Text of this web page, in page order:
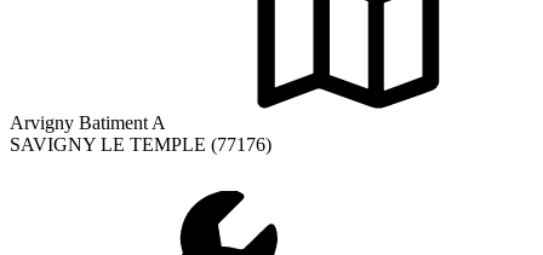
Arvigny Batiment A
SAVIGNY LE TEMPLE (77176)